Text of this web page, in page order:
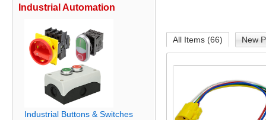
Industrial Automation
Industrial Buttons & Switches
All Items (66) New